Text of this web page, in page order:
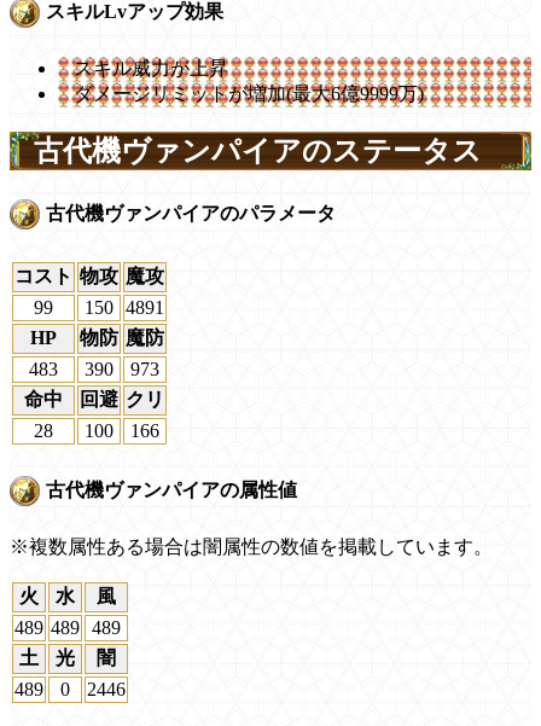
スキルLvアップ効果
スキル威力が上昇
ダメージリミットが増加(最大6億9999万)
古代機ヴァンパイアのステータス
古代機ヴァンパイアのパラメータ
コスト 物攻 魔攻
99
150 4891
HP
物防 魔防
483
390
973
命中
回避 クリ
28
100 166
古代機ヴァンパイアの属性値
※複数属性ある場合は闇属性の数値を掲載しています。
火 水
風
489 489 489
土
光
闇
489
0 2446